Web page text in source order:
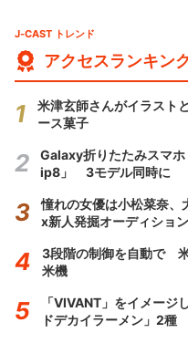
J-CAST トレンド
アクセスランキン
米津玄師さんがイラスト
ース菓子
Galaxy折りたたみスマ
ip8」 3モデル同時に
憧れの女優は小松菜奈
x新人発掘オーディショ
3段階の制御を自動で
米機
「VIVANT」をイメー
ドデカイラーメン」2種